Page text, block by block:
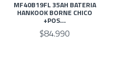
MF40B19FL 35AH BATERIA
HANKOOK BORNE CHICO
+POS...
$84.990